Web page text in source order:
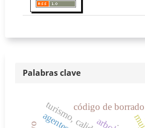
Palabras clave
.
código de borrado